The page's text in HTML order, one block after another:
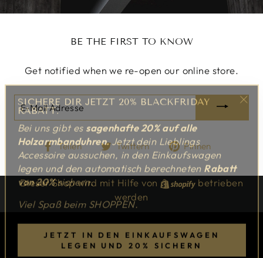
BE THE FIRST TO KNOW
Get notified when we re-open our online store.
E-
MAIL
ADRESSE
Teilen
Auf
Facebook
teilen
Twittern
Auf
Twitter
twittern
Pinnen
Pinterest
pinnen
Dieser Shop wird mit Hilfe von
Shopify
betrieben
werden
SICHERE DIR JETZT 20% BLACKFRIDAY
RABATT.
Bei uns gibt essagenhafte 20% auf alle
Holzarmbanduhren.Jetzt dein Lieblings
Accessoire aussuchen, in den Einkaufswagen
legen und den automatisch berechnetenRabatt
von 20%sichern.
Viel Spaß beim SHOPPEN.
LEGEN UND 20% SICHERN